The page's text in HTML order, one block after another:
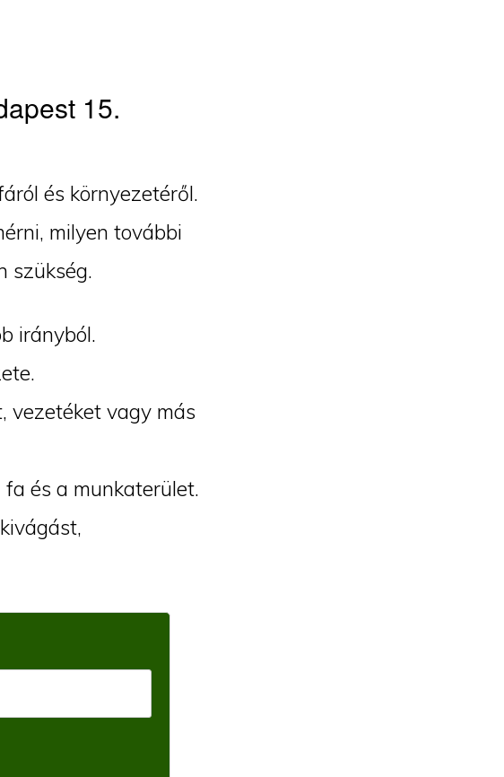
15.
és környezetéről.
milyen további
szükség.
irányból.
vezetéket vagy más
és a munkaterület.